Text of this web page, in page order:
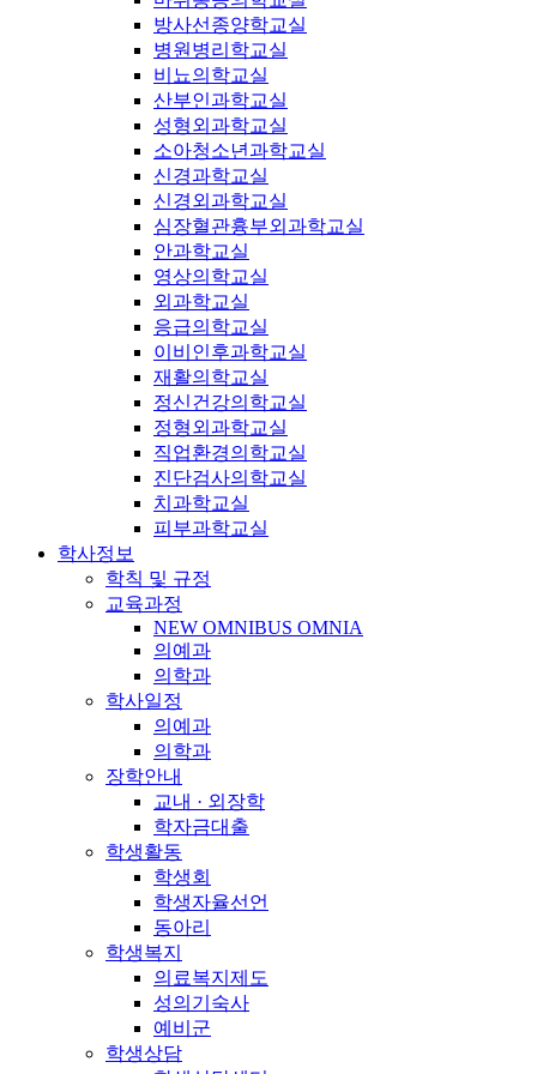
방사선종양학교실
병원병리학교실
비뇨의학교실
산부인과학교실
성형외과학교실
소아청소년과학교실
신경과학교실
신경외과학교실
심장혈관흉부외과학교실
안과학교실
영상의학교실
외과학교실
응급의학교실
이비인후과학교실
재활의학교실
정신건강의학교실
정형외과학교실
직업환경의학교실
진단검사의학교실
치과학교실
피부과학교실
학사정보
학칙 및 규정
교육과정
NEW OMNIBUS OMNIA
의예과
의학과
학사일정
의예과
의학과
장학안내
교내 · 외장학
학자금대출
학생활동
학생회
학생자율선언
동아리
학생복지
의료복지제도
성의기숙사
예비군
학생상담